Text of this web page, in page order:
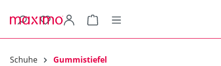
Warenkorb enthält 0
Schuhe Gummistiefel